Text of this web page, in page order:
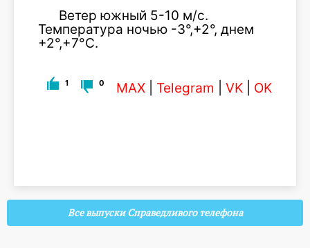
Ветер южный 5-10 м/с.
Температура ночью -3°,+2°, днем
+2°,+7°С.
1 0 MAX Telegram VK OK
Все выпуски Справедливого телефона